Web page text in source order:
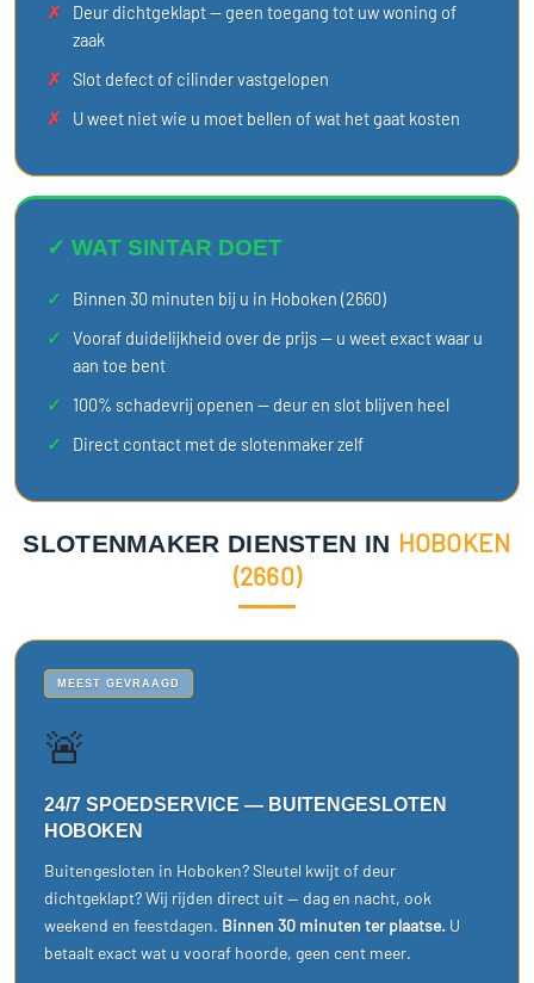
Deur dichtgeklapt — geen toegang tot uw woning of
zaak
Slot defect of cilinder vastgelopen
U weet niet wie u moet bellen of wat het gaat kosten
✓ WAT SINTAR DOET
Binnen 30 minuten bij u in Hoboken (2660)
Vooraf duidelijkheid over de prijs — u weet exact waar u
aan toe bent
100% schadevrij openen — deur en slot blijven heel
Direct contact met de slotenmaker zelf
SLOTENMAKER DIENSTEN IN HOBOKEN
(2660)
MEEST GEVRAAGD
🚨
24/7 SPOEDSERVICE — BUITENGESLOTEN
HOBOKEN
Buitengesloten in Hoboken? Sleutel kwijt of deur
dichtgeklapt? Wij rijden direct uit — dag en nacht, ook
weekend en feestdagen. Binnen 30 minuten ter plaatse. U
betaalt exact wat u vooraf hoorde, geen cent meer.